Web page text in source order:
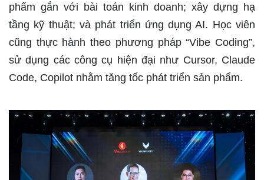
phẩm gắn với bài toán kinh doanh; xây dựng hạ
tầng kỹ thuật; và phát triển ứng dụng AI. Học viên
cũng thực hành theo phương pháp “Vibe Coding”,
sử dụng các công cụ hiện đại như Cursor, Claude
Code, Copilot nhằm tăng tốc phát triển sản phẩm.